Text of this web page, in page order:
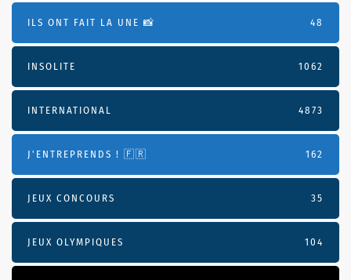
ILS ONT FAIT LA UNE 📸 48
INSOLITE 1062
INTERNATIONAL 4873
J'ENTREPRENDS ! 🇫🇷 162
JEUX CONCOURS 35
JEUX OLYMPIQUES 104